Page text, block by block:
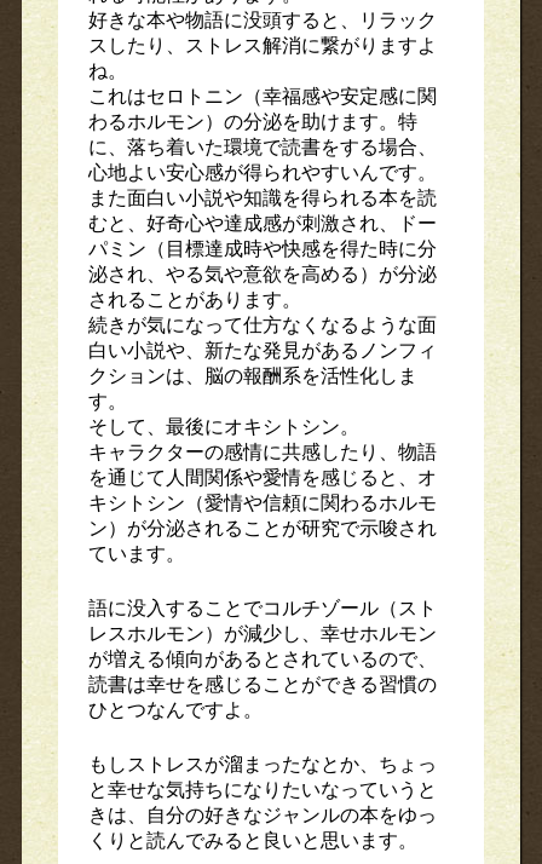
好きな本や物語に没頭すると、リラック
スしたり、ストレス解消に繋がりますよ
ね。
これはセロトニン（幸福感や安定感に関
わるホルモン）の分泌を助けます。特
に、落ち着いた環境で読書をする場合、
心地よい安心感が得られやすいんです。
また面白い小説や知識を得られる本を読
むと、好奇心や達成感が刺激され、ドー
パミン（目標達成時や快感を得た時に分
泌され、やる気や意欲を高める）が分泌
されることがあります。
続きが気になって仕方なくなるような面
白い小説や、新たな発見があるノンフィ
クションは、脳の報酬系を活性化しま
す。
そして、最後にオキシトシン。
キャラクターの感情に共感したり、物語
を通じて人間関係や愛情を感じると、オ
キシトシン（愛情や信頼に関わるホルモ
ン）が分泌されることが研究で示唆され
ています。
語に没入することでコルチゾール（スト
レスホルモン）が減少し、幸せホルモン
が増える傾向があるとされているので、
読書は幸せを感じることができる習慣の
ひとつなんですよ。
もしストレスが溜まったなとか、ちょっ
と幸せな気持ちになりたいなっていうと
きは、自分の好きなジャンルの本をゆっ
くりと読んでみると良いと思います。